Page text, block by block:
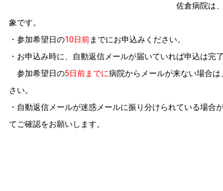
佐倉病院は
象です。
・参加希望日の10日前までにお申込みください。
・お申込み時に、自動返信メールが届いていれば申込は完
参加希望日の5日前までに病院からメールが来ない場合
さい。
・自動返信メールが迷惑メールに振り分けられている場合
てご確認をお願いします。